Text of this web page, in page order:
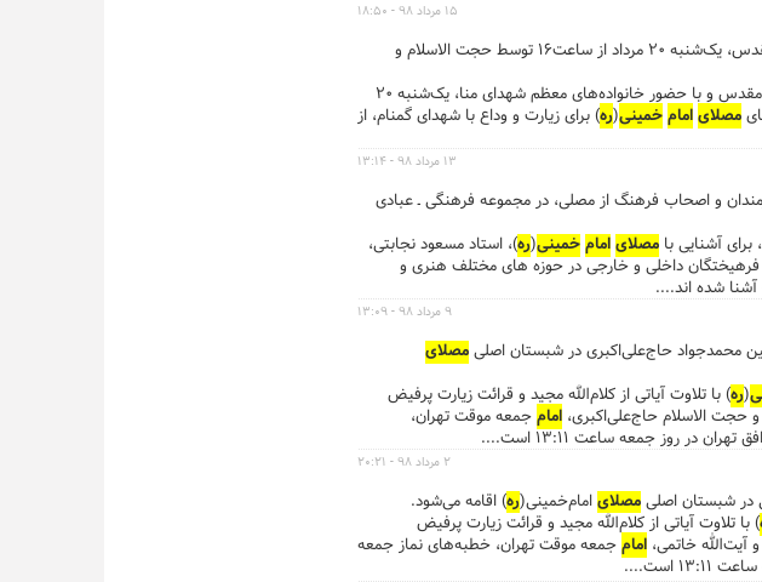
مراسم پر فیض دعای عرفه به یاد شهدای منا و در کنار پیکر مطهر شش شهید گمنام دفاع مقدس، یک‌شنبه ۲۰ مرداد از ساعت۱۶ توسط حجت الاسلام و
)، در جوار پیکر مطهر شش شهید گمنام دفاع مقدس و با حضور خانواده‌های معظم شهدای منا، یک‌شنبه ۲۰
مصلایامامخمینی(ره) برای زیارت و وداع با شهدای گمنام، از
۱۵ مرداد ۹۸ - ۱۸:۵۰
و اصحاب فرهنگ از مصلی، در مجموعه فرهنگی ـ عبادی
آشنایی با مصلایامامخمینی(ره)، استاد مسعود نجابتی،
فرهیختگان داخلی و خارجی در حوزه های مختلف هنری و
شده اند....
۱۳ مرداد ۹۸ - ۱۳:۱۴
مصلای
(ره) با تلاوت آیاتی از کلام‌الله مجید و قرائت زیارت پرفیض
امامجمعه موقت تهران،
۹ مرداد ۹۸ - ۱۳:۰۹
مصلایامام‌خمینی(ره) اقامه می‌شود.
) با تلاوت آیاتی از کلام‌الله مجید و قرائت زیارت پرفیض
امامجمعه موقت تهران، خطبه‌های نماز جمعه
۲ مرداد ۹۸ - ۲۰:۲۱